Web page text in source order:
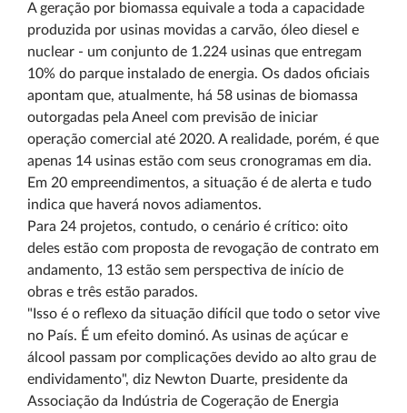
A geração por biomassa equivale a toda a capacidade
produzida por usinas movidas a carvão, óleo diesel e
nuclear - um conjunto de 1.224 usinas que entregam
10% do parque instalado de energia. Os dados oficiais
apontam que, atualmente, há 58 usinas de biomassa
outorgadas pela Aneel com previsão de iniciar
operação comercial até 2020. A realidade, porém, é que
apenas 14 usinas estão com seus cronogramas em dia.
Em 20 empreendimentos, a situação é de alerta e tudo
indica que haverá novos adiamentos.
Para 24 projetos, contudo, o cenário é crítico: oito
deles estão com proposta de revogação de contrato em
andamento, 13 estão sem perspectiva de início de
obras e três estão parados.
"Isso é o reflexo da situação difícil que todo o setor vive
no País. É um efeito dominó. As usinas de açúcar e
álcool passam por complicações devido ao alto grau de
endividamento", diz Newton Duarte, presidente da
Associação da Indústria de Cogeração de Energia